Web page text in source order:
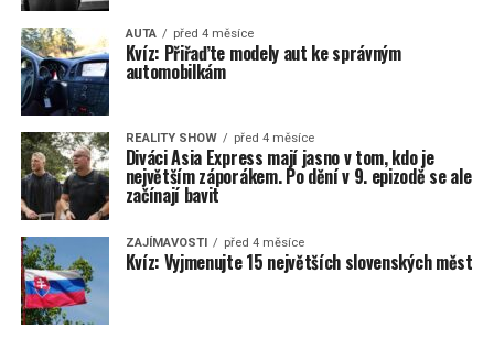
AUTA před 4 měsíce
Kvíz: Přiřaďte modely aut ke správným
automobilkám
REALITY SHOW před 4 měsíce
Diváci Asia Express mají jasno v tom, kdo je
největším záporákem. Po dění v 9. epizodě se ale
začínají bavit
ZAJÍMAVOSTI před 4 měsíce
Kvíz: Vyjmenujte 15 největších slovenských měst